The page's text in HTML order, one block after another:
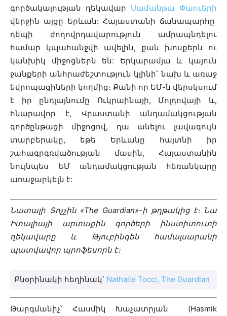
գործակալության ղեկավար Սամանթա Փաուերի
վերջին այցը Երևան: Հայաստանի ճանապարհը
դեպի ժողովրդավարություն ամրապնդելու
համար կպահանջվի ավելին, քան խոսքերն ու
կանխիկ միջոցներն են: Երկարամյա և կայուն
ջանքերի անհրաժեշտություն կլինի՝ նախ և առաջ
եվրոպացիների կողմից։ Քանի որ ԵՄ-ն վերսկսում
է իր ընդլայնումը Ուկրաինայի, Մոլդովայի և,
հնարավոր է, Վրաստանի անդամակցության
գործընթացի միջոցով, դա անելու լավագույն
տարբերակը, եթե Երևանը հայտնի իր
շահագրգռվածության մասին, Հայաստանին
նույնպես ԵՄ անդամակցության հեռանկարը
առաջարկելն է:
Նատալի Տոչչին «The Guardian»-ի թղթակից է։ Նա
Իտալիայի արտաքին գործերի ինստիտուտի
ղեկավարը և Թյուբինգեն համալսարանի
պատվավոր պրոֆեսորն է։
Բնօրինակի հեղինակ՝ Nathalie Tocci, The Guardian
Թարգմանիչ՝ Հասմիկ Խաչատրյան (Hasmik